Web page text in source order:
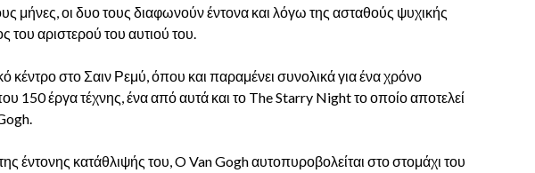
μήνες, οι δυο τους διαφωνούν έντονα και λόγω της ασταθούς ψυχικής
του αριστερού του αυτιού του.
κέντρο στο Σαιν Ρεμύ, όπου και παραμένει συνολικά για ένα χρόνο
150 έργα τέχνης, ένα από αυτά και το The Starry Night το οποίο αποτελεί
έντονης κατάθλιψής του, O Van Gogh αυτοπυροβολείται στο στομάχι του